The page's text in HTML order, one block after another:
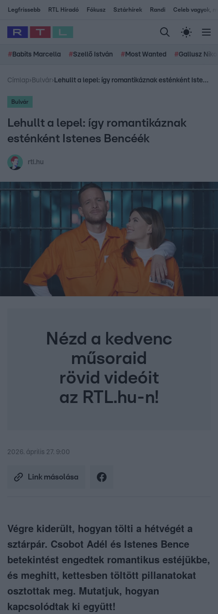
Legfrissebb RTL Híradó Fókusz Sztárhírek Randi Celeb vagyok,
# Babits Marcella #Szellő István # Most Wanted #Gallusz
Címlap› Bulvár› Lehullt a lepel: így romantikáznak esténként Istenes Bencéék
Bulvár
Lehullt a lepel: így romantikáznak
esténként Istenes Bencéék
rtl.hu
Nézd a kedvenc
műsoraid
rövid videóit
az RTL.hu-n!
2026. április 27. 9:00
Link másolása
Végre kiderült, hogyan tölti a hétvégét a
sztárpár. Csobot Adél és Istenes Bence
betekintést engedtek romantikus estéjükbe,
és meghitt, kettesben töltött pillanatokat
osztottak meg. Mutatjuk, hogyan
kapcsolódtak ki együtt!